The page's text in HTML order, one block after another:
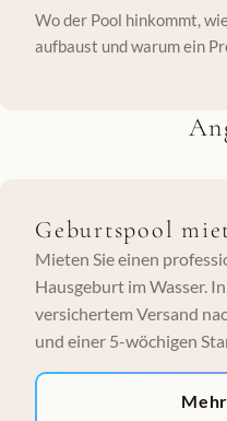
Wo der Pool hinkommt,
aufbaust und warum ein
Geburtspool
Mieten Sie einen
Hausgeburt im Wasser.
versichertem Versand
und einer 5-wöchigen